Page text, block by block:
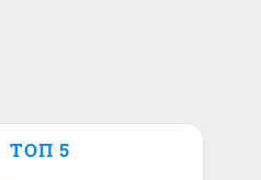
ТОП 5